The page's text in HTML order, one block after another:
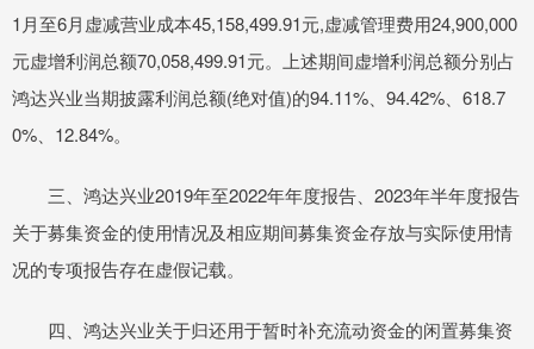
1月至6月虚减营业成本45,158,499.91元,虚减管理费用24,900,000
元虚增利润总额70,058,499.91元。上述期间虚增利润总额分别占
鸿达兴业当期披露利润总额(绝对值)的94.11%、94.42%、618.7
0%、12.84%。
三、鸿达兴业2019年至2022年年度报告、2023年半年度报告
关于募集资金的使用情况及相应期间募集资金存放与实际使用情
况的专项报告存在虚假记载。
四、鸿达兴业关于归还用于暂时补充流动资金的闲置募集资